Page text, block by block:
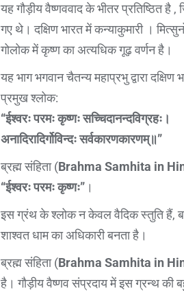
यह गौड़ीय वैष्णववाद के भीतर प्रतिष्ठित
गए थे। दक्षिण भारत में कन्याकुमारी ।
गोलोक में कृष्ण का अत्यधिक गूढ़ वर्णन है।
यह भाग भगवान चैतन्य महाप्रभु द्वारा
प्रमुख श्लोक:
“ईश्वरः परमः कृष्णः सच्चिदानन्दविग्रहः।
अनादिरादिर्गोविन्दः सर्वकारणकारणम्॥”
ब्रह्म संहिता (Brahma Samhita in
“ईश्वरः परमः कृष्णः” ।
इस ग्रंथ के श्लोक न केवल वैदिक स्तुति हैं,
शाश्वत धाम का अधिकारी बनता है।
ब्रह्म संहिता (Brahma Samhita in
है। गौड़ीय वैष्णव संप्रदाय में इस ग्रन्थ की